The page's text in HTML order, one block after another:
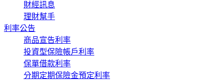
財經訊息
理財幫手
利率公告
商品宣告利率
投資型保險帳戶利率
保單借款利率
分期定期保險金預定利率